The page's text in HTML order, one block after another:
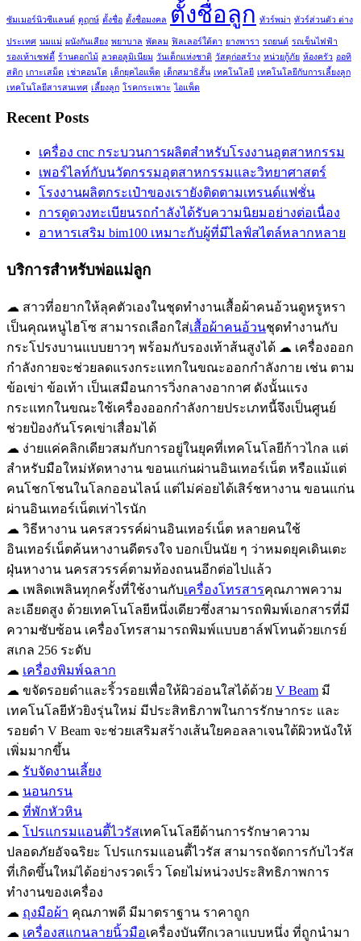
ซัมเมอร์นิวซีแลนด์ ดูฤกษ์ ตั้งชื่อ ตั้งชื่อมงคล ตั้งชื่อลูก ทัวร์พม่า ทัวร์ส่วนตัว ต่าง
ประเทศ นมแม่ ผนังกันเสียง พยาบาล พัดลม ฟิลเลอร์ใต้ตา ยางพารา รถยนต์ รถเข็นไฟฟ้า
รองเท้าเซฟตี้ ร้านดอกไม้ ลวดอลูมิเนียม วันเด็กแห่งชาติ วัสดุก่อสร้าง หน่วยกู้ภัย ห้องครัว ออทิ
สติก เกาะเสม็ด เช่าคอนโด เด็กยุคไอแพ็ด เด็กสมาธิสั้น เทคโนโลยี เทคโนโลยีกับการเลี้ยงลูก
เทคโนโลยีสารสนเทศ เลี้ยงลูก โรคกระเพาะ ไอแพ็ด
Recent Posts
เครื่อง cnc กระบวนการผลิตสำหรับโรงงานอุตสาหกรรม
เพอร์ไลท์กับนวัตกรรมอุตสาหกรรมและวิทยาศาสตร์
โรงงานผลิตกระเป๋าของเรายังติดตามเทรนด์แฟชั่น
การดูดวงทะเบียนรถกำลังได้รับความนิยมอย่างต่อเนื่อง
อาหารเสริม bim100 เหมาะกับผู้ที่มีไลฟ์สไตล์หลากหลาย
บริการสำหรับพ่อแม่ลูก
☁ สาวที่อยากให้ลุคตัวเองในชุดทำงานเสื้อผ้าคนอ้วนดูหรูหรา
เป็นคุณหนูไฮโซ สามารถเลือกใส่เสื้อผ้าคนอ้วนชุดทำงานกับ
กระโปรงบานแบบยาวๆ พร้อมกับรองเท้าส้นสูงได้ ☁ เครื่องออก
กำลังกายจะช่วยลดแรงกระแทกในขณะออกกำลังกาย เช่น ตาม
ข้อเข่า ข้อเท้า เป็นเสมือนการวิ่งกลางอากาศ ดังนั้นแรง
กระแทกในขณะใช้เครื่องออกกำลังกายประเภทนี้จึงเป็นศูนย์
ช่วยป้องกันโรคเข่าเสื่อมได้
☁ ง่ายแค่คลิกเดียวสมกับการอยู่ในยุคที่เทคโนโลยีก้าวไกล แต่
สำหรับมือใหม่หัดหางาน ขอนแก่นผ่านอินเทอร์เน็ต หรือแม้แต่
คนโชกโชนในโลกออนไลน์ แต่ไม่ค่อยได้เสิร์ชหางาน ขอนแก่น
ผ่านอินเทอร์เน็ตเท่าไรนัก
☁ วิธีหางาน นครสวรรค์ผ่านอินเทอร์เน็ต หลายคนใช้
อินเทอร์เน็ตค้นหางานดีตรงใจ บอกเป็นนัย ๆ ว่าหมดยุคเดินเตะ
ฝุ่นหางาน นครสวรรค์ตามท้องถนนอีกต่อไปแล้ว
☁ เพลิดเพลินทุกครั้งที่ใช้งานกับเครื่องโทรสารคุณภาพความ
ละเอียดสูง ด้วยเทคโนโลยีหนึ่งเดียวซึ่งสามารถพิมพ์เอกสารที่มี
ความซับซ้อน เครื่องโทรสามารถพิมพ์แบบฮาล์ฟโทนด้วยเกรย์
สเกล 256 ระดับ
☁ เครื่องพิมพ์ฉลาก
☁ ขจัดรอยดำและริ้วรอยเพื่อให้ผิวอ่อนใสได้ด้วย V Beam มี
เทคโนโลยีหัวยิงรุ่นใหม่ มีประสิทธิภาพในการรักษากระ และ
รอยดำ V Beam จะช่วยเสริมสร้างเส้นใยคอลลาเจนใต้ผิวหนังให้
เพิ่มมากขึ้น
☁ รับจัดงานเลี้ยง
☁ นอนกรน
☁ ที่พักหัวหิน
☁ โปรแกรมแอนตี้ไวรัสเทคโนโลยีด้านการรักษาความ
ปลอดภัยอัจฉริยะ โปรแกรมแอนตี้ไวรัส สามารถจัดการกับไวรัส
ที่เกิดขึ้นใหม่ได้อย่างรวดเร็ว โดยไม่หน่วงประสิทธิภาพการ
ทำงานของเครื่อง
☁ ถุงมือผ้า คุณภาพดี มีมาตราฐาน ราคาถูก
☁ เครื่องสแกนลายนิ้วมือเครื่องบันทึกเวลาแบบหนึ่ง ที่ถูกนำมา